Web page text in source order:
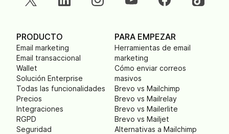
PRODUCTO
Email marketing
Email transaccional
Wallet
Solución Enterprise
Todas las funcionalidades
Precios
Integraciones
RGPD
Seguridad
PARA EMPEZAR
Herramientas de email
marketing
Cómo enviar correos
masivos
Brevo vs Mailchimp
Brevo vs Mailrelay
Brevo vs Mailerlite
Brevo vs Mailjet
Alternativas a Mailchimp